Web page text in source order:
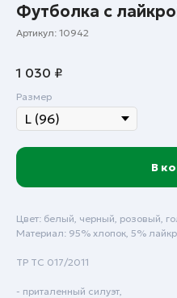
Футболка с
Артикул: 10942
1 030 ₽
Размер
В
Цвет: белый, черный, розовый,
Материал: 95% хлопок, 5%
ТР ТС 017/2011
- приталенный силуэт,
Пн - Пт: с 9:00 до 18:00
Сб - Вск: выходной